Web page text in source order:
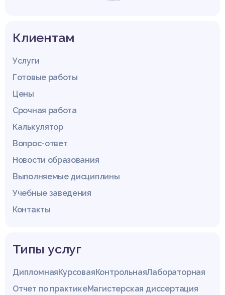
Клиентам
Услуги
Готовые работы
Цены
Срочная работа
Калькулятор
Вопрос-ответ
Новости образования
Выполняемые дисциплины
Учебные заведения
Контакты
Типы услуг
ДипломнаяКурсоваяКонтрольнаяЛабораторная
Отчет по практикеМагистерская диссертация